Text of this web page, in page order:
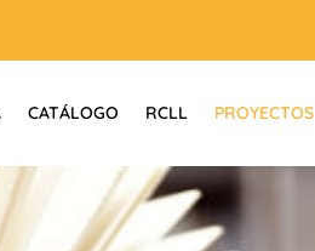
CATÁLOGO RCLL PROYECTOS